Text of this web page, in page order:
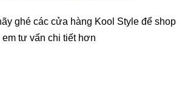
ghé các cửa hàng Kool Style để shop
em tư vấn chi tiết hơn